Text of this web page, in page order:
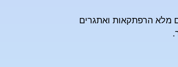
מלא הרפתקאות ואתגרים